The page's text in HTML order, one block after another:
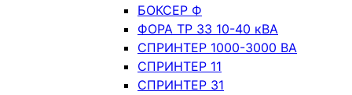
БОКСЕР Ф
ФОРА ТР 33 10-40 кВА
СПРИНТЕР 1000-3000 ВА
СПРИНТЕР 11
СПРИНТЕР 31